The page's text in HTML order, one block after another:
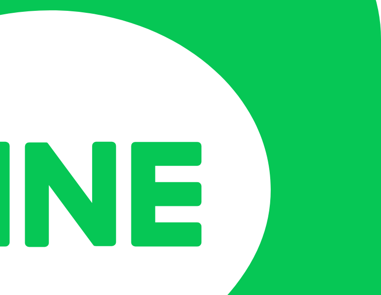
พ่วงแบต (Jump Start)
ร 24 ชม. ใน